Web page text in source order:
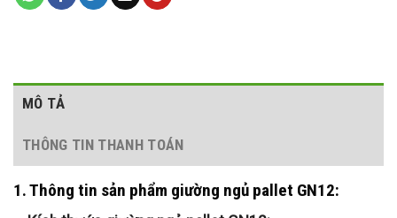
MÔ TẢ
THÔNG TIN THANH TOÁN
1. Thông tin sản phẩm giường ngủ pallet GN12: